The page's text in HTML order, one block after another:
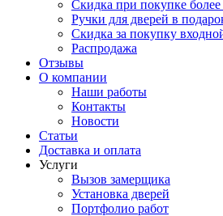
Скидка при покупке более
Ручки для дверей в
Скидка за покупку
Распродажа
Отзывы
О компании
Наши работы
Контакты
Новости
Статьи
Доставка и оплата
Услуги
Вызов замерщика
Установка дверей
Портфолио работ